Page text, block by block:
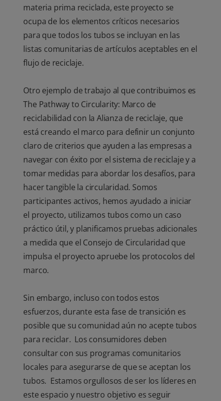
materia prima reciclada, este proyecto se
ocupa de los elementos críticos necesarios
para que todos los tubos se incluyan en las
listas comunitarias de artículos aceptables en el
flujo de reciclaje.
Otro ejemplo de trabajo al que contribuimos es
The Pathway to Circularity: Marco de
reciclabilidad con la Alianza de reciclaje, que
está creando el marco para definir un conjunto
claro de criterios que ayuden a las empresas a
navegar con éxito por el sistema de reciclaje y a
tomar medidas para abordar los desafíos, para
hacer tangible la circularidad. Somos
participantes activos, hemos ayudado a iniciar
el proyecto, utilizamos tubos como un caso
práctico útil, y planificamos pruebas adicionales
a medida que el Consejo de Circularidad que
impulsa el proyecto apruebe los protocolos del
marco.
Sin embargo, incluso con todos estos
esfuerzos, durante esta fase de transición es
posible que su comunidad aún no acepte tubos
para reciclar. Los consumidores deben
consultar con sus programas comunitarios
locales para asegurarse de que se aceptan los
tubos. Estamos orgullosos de ser los líderes en
este espacio y nuestro objetivo es seguir